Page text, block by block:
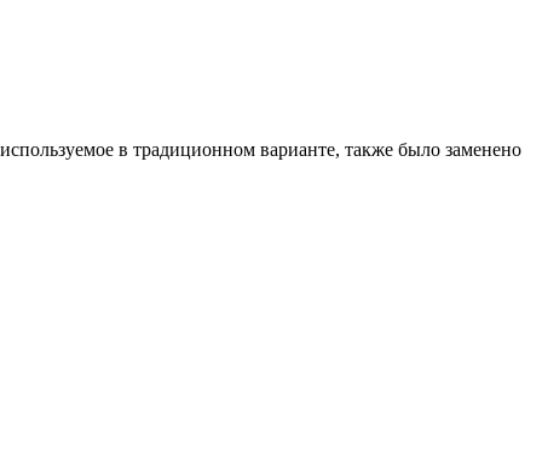
в традиционном варианте, также было заменено